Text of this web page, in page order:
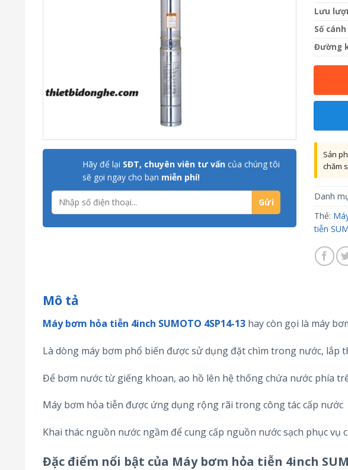
Hãy để lại SĐT, chuyên viên tư vấn của chúng tôi
sẽ gọi ngay cho bạn miễn phí!
Lưu
Số
Đường
Sản
chăm
Danh
Thẻ:
tiễn
Mô tả
Máy bơm hỏa tiễn 4inch SUMOTO 4SP14-13 hay còn gọi là máy
Là dòng máy bơm phổ biến được sử dụng đặt chìm trong nước,
Để bơm nước từ giếng khoan, ao hồ lên hệ thống chứa nước phía
Máy bơm hỏa tiễn được ứng dụng rộng rãi trong công tác cấp nước
Khai thác nguồn nước ngầm để cung cấp nguồn nước sạch phục vụ
Đặc điểm nổi bật của Máy bơm hỏa tiễn 4inch